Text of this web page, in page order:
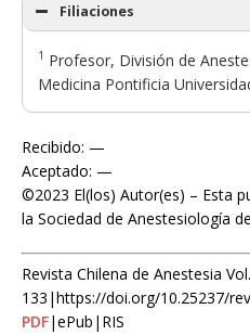
Filiaciones
1 Profesor, División de
Medicina Pontificia
Recibido: —
Aceptado: —
©2023 El(los) Autor(es) – Esta
la Sociedad de Anestesiología
Revista Chilena de Anestesia
133|https://doi.org/10.25237/
PDF|ePub|RIS